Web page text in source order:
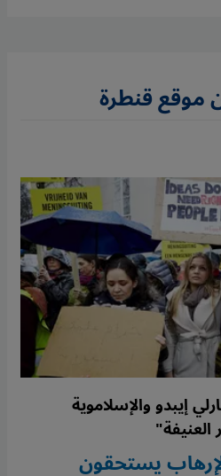
موقع قنطرة
إيبدو والإسلاموية
العنيفة"
يستحقون